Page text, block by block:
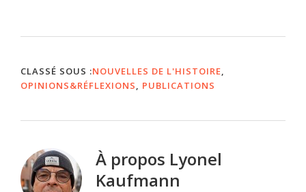
CLASSÉ SOUS :NOUVELLES DE L'HISTOIRE,
OPINIONS&RÉFLEXIONS, PUBLICATIONS
À propos Lyonel
Kaufmann